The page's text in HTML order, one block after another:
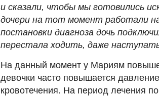
и сказали, чтобы мы готовились
дочери на тот момент работали
постановки диагноза дочь
перестала ходить, даже
На данный момент у Мариям
девочки часто повышается
кровотечения. На период лечения